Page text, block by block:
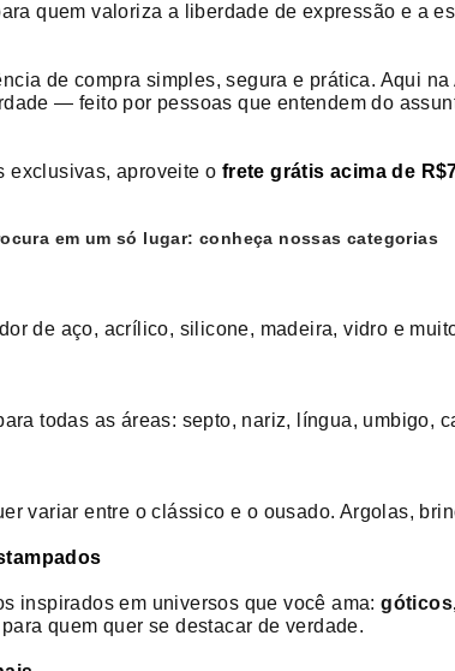
quem valoriza a liberdade de expressão e a
de compra simples, segura e prática. Aqui
— feito por pessoas que entendem do
exclusivas, aproveite o frete grátis acima de
em um só lugar: conheça nossas categorias
de aço, acrílico, silicone, madeira, vidro e
todas as áreas: septo, nariz, língua,
variar entre o clássico e o ousado. Argolas,
inspirados em universos que você ama:
quem quer se destacar de verdade.